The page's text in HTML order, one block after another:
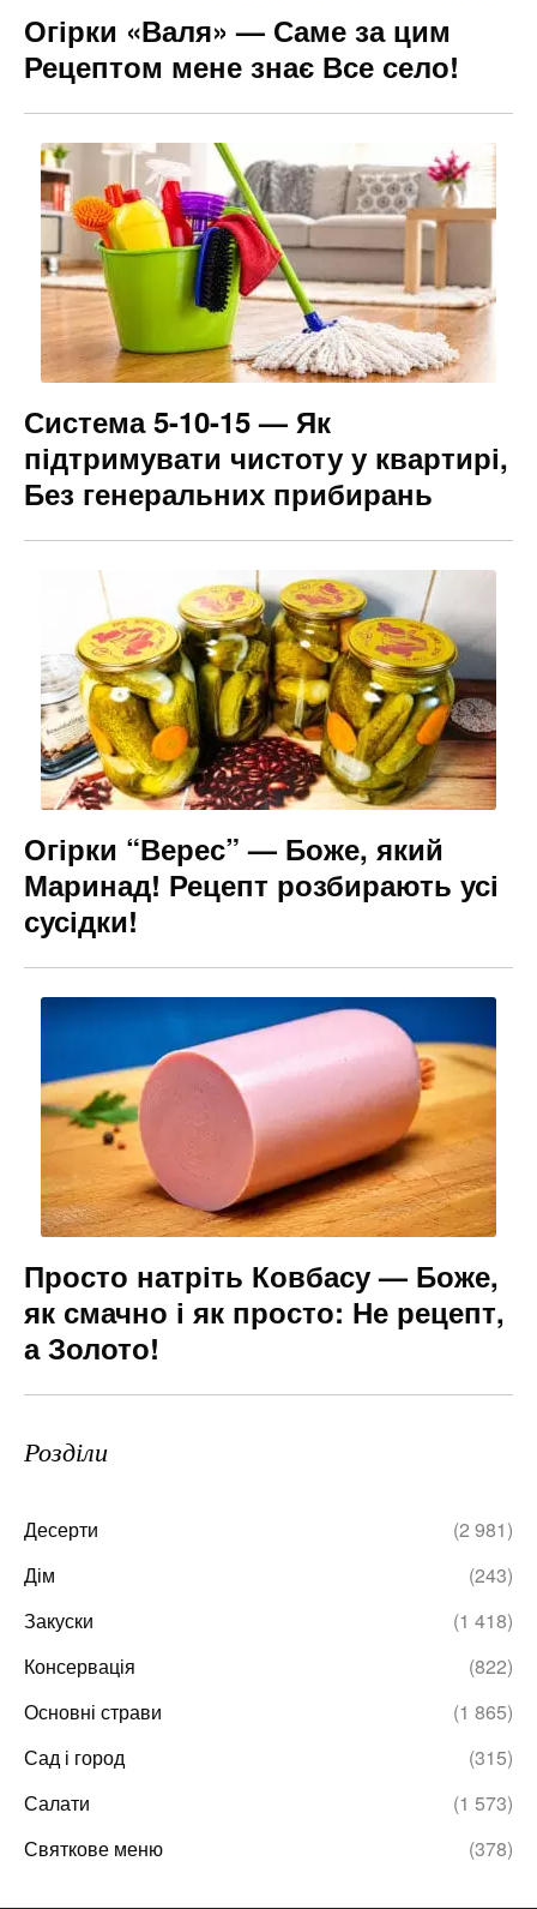
Огірки «Валя» — Саме за цим
Рецептом мене знає Все село!
Система 5-10-15 — Як
підтримувати чистоту у квартирі,
Без генеральних прибирань
Огірки “Верес” — Боже, який
Маринад! Рецепт розбирають усі
сусідки!
Просто натріть Ковбасу — Боже,
як смачно і як просто: Не рецепт,
а Золото!
Розділи
Десерти
(2 981)
Дім
(243)
Закуски
(1 418)
Консервація
(822)
Основні страви
(1 865)
Сад і город
(315)
Салати
(1 573)
Святкове меню
(378)